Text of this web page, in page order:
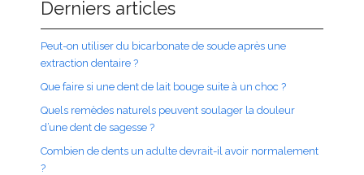
Derniers articles
Peut-on utiliser du bicarbonate de soude après une
extraction dentaire ?
Que faire si une dent de lait bouge suite à un choc ?
Quels remèdes naturels peuvent soulager la douleur
d’une dent de sagesse ?
Combien de dents un adulte devrait-il avoir normalement
?